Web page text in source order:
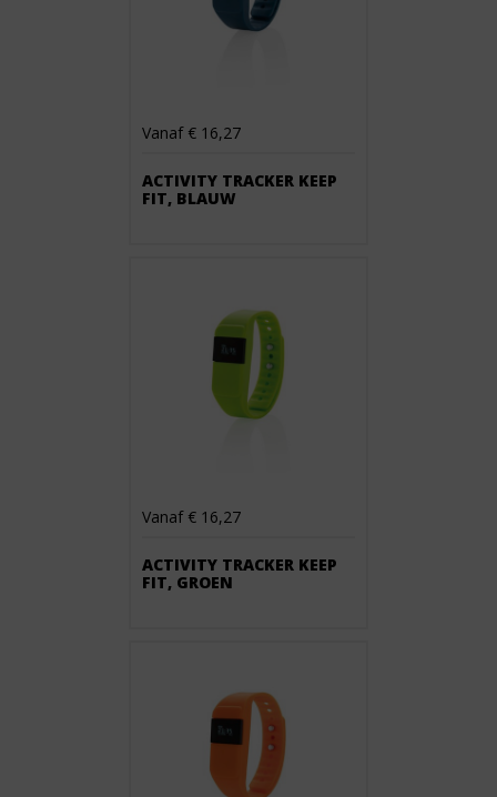
Vanaf € 16,27
ACTIVITY TRACKER KEEP
FIT, BLAUW
Vanaf € 16,27
ACTIVITY TRACKER KEEP
FIT, GROEN